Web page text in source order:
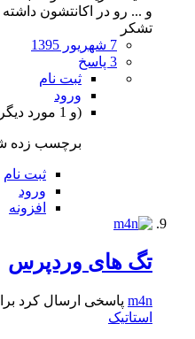
و ... رو در اکانتشون
تشکر
7 شهریور 1395
3 پاسخ
ثبت نام
ورود
(و 1 مورد دیگر)
برچسب زده
ثبت نام
ورود
افزونه
تگ های وردپرس
m4n پاسخی ارسال کرد
استاتیک